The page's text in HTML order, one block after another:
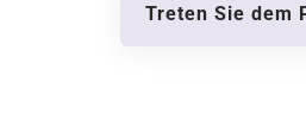
Treten Sie dem